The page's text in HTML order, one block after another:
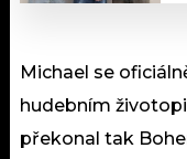
Michael se
hudebním
překonal tak